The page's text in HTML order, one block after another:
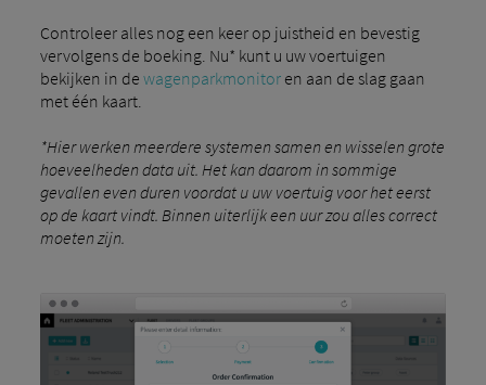
Controleer alles nog een keer op juistheid en bevestig
vervolgens de boeking. Nu* kunt u uw voertuigen
bekijken in de wagenparkmonitoren aan de slag gaan
met één kaart.
*Hier werken meerdere systemen samen en wisselen grote
hoeveelheden data uit. Het kan daarom in sommige
gevallen even duren voordat u uw voertuig voor het eerst
op de kaart vindt. Binnen uiterlijk een uur zou alles correct
moeten zijn.